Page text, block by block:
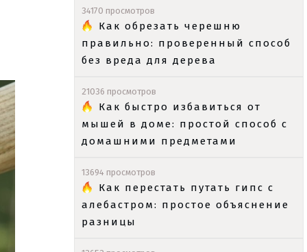
34170 просмотров
Как обрезать черешню
правильно: проверенный способ
без вреда для дерева
21036 просмотров
Как быстро избавиться от
мышей в доме: простой способ с
домашними предметами
13694 просмотров
Как перестать путать гипс с
алебастром: простое объяснение
разницы